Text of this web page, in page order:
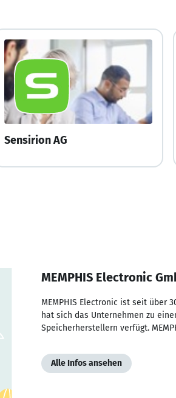
Sensirion AG
MEMPHIS Electronic
MEMPHIS Electronic ist seit über
hat sich das Unternehmen zu
Speicherherstellern verfügt.
Alle Infos ansehen